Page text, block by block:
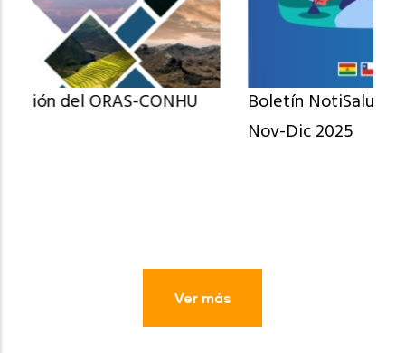
Boletín NotiSalud Andinas N° 104 Oct-
Ver más